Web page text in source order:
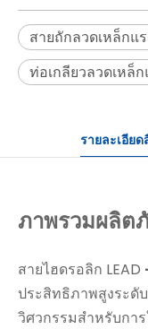
สายถักลวดเหล็กแ
ท่อเกลียวลวดเหล็
รายละเอีย
ภาพรวมผลิ
สายไฮดรอลิก LEAD
ประสิทธิภาพสูงระดั
วิศวกรรมสำหรับกา